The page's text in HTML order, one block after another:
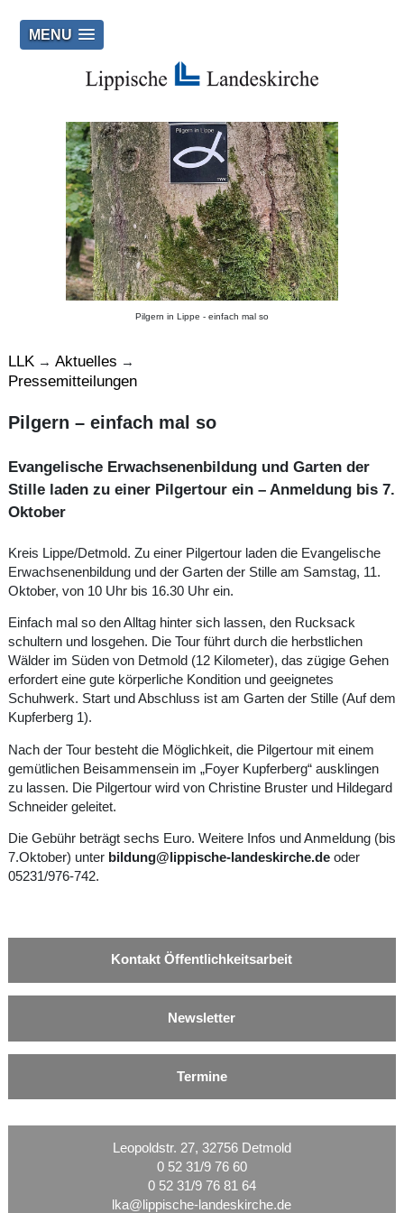
MENU
Pilgern in Lippe - einfach mal so
LLK→ Aktuelles →
Pressemitteilungen
Pilgern – einfach mal so
Evangelische Erwachsenenbildung und Garten der
Stille laden zu einer Pilgertour ein – Anmeldung bis 7.
Oktober
Kreis Lippe/Detmold. Zu einer Pilgertour laden die Evangelische
Erwachsenenbildung und der Garten der Stille am Samstag, 11.
Oktober, von 10 Uhr bis 16.30 Uhr ein.
Einfach mal so den Alltag hinter sich lassen, den Rucksack
schultern und losgehen. Die Tour führt durch die herbstlichen
Wälder im Süden von Detmold (12 Kilometer), das zügige Gehen
erfordert eine gute körperliche Kondition und geeignetes
Schuhwerk. Start und Abschluss ist am Garten der Stille (Auf dem
Kupferberg 1).
Nach der Tour besteht die Möglichkeit, die Pilgertour mit einem
gemütlichen Beisammensein im „Foyer Kupferberg“ ausklingen
zu lassen. Die Pilgertour wird von Christine Bruster und Hildegard
Schneider geleitet.
Die Gebühr beträgt sechs Euro. Weitere Infos und Anmeldung (bis
7.Oktober) unter bildung@lippische-landeskirche.deoder
05231/976-742.
Kontakt Öffentlichkeitsarbeit
Newsletter
Termine
Leopoldstr. 27, 32756 Detmold
0 52 31/9 76 60
0 52 31/9 76 81 64
lka@lippische-landeskirche.de